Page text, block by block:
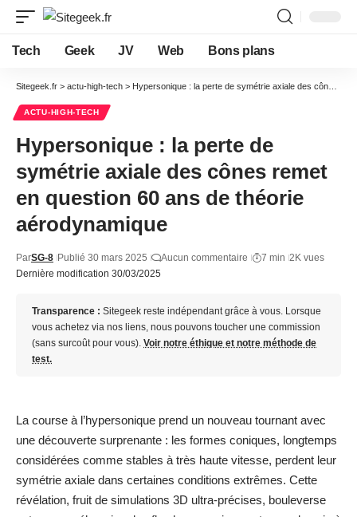
Tech Geek JV Web Bons plans
Sitegeek.fr > actu-high-tech > Hypersonique : la perte de symétrie axiale des cônes remet en question 60 ans de théorie aérodynamique
ACTU-HIGH-TECH
Hypersonique : la perte de
symétrie axiale des cônes remet
en question 60 ans de théorie
aérodynamique
Dernière modification 30/03/2025
ParSG-8 Publié 30 mars 2025 Aucun commentaire 7 min 2K vues
Transparence : Sitegeek reste indépendant grâce à vous. Lorsque
vous achetez via nos liens, nous pouvons toucher une commission
(sans surcoût pour vous). Voir notre éthique et notre méthode de
test.
La course à l’hypersonique prend un nouveau tournant avec
une découverte surprenante : les formes coniques, longtemps
considérées comme stables à très haute vitesse, perdent leur
symétrie axiale dans certaines conditions extrêmes. Cette
révélation, fruit de simulations 3D ultra-précises, bouleverse